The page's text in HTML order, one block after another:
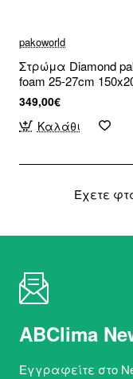
pakoworld
Στρώμα Diamond
foam 25-27cm
349,00€
Καλάθι
Έχετε
ABClima
Εγγραφείτε στο